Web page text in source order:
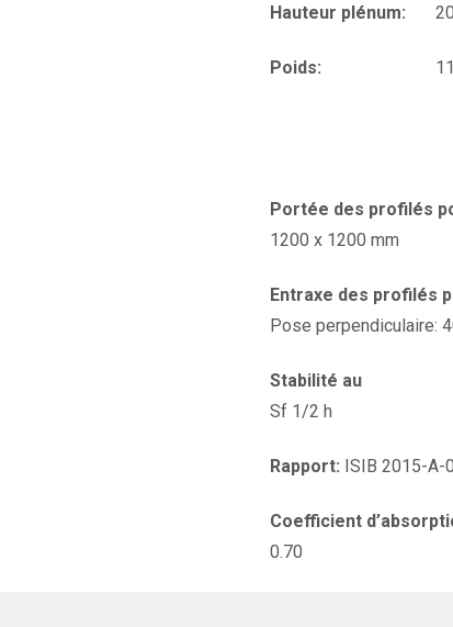
Hauteur plénum:
Poids:
Portée des profilés
1200 x 1200 mm
Entraxe des profilés
Pose perpendiculaire:
Stabilité au
Sf 1/2 h
Rapport: ISIB 2015-A-
Coefficient
0.70